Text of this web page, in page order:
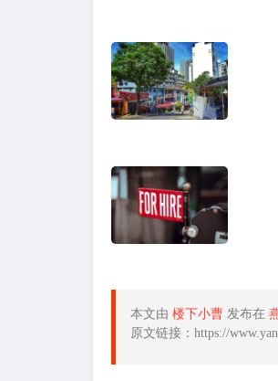
本文由 楼下小曹 发布在
原文链接：https://